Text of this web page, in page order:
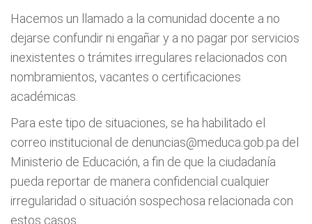
Hacemos un llamado a la comunidad docente a no
dejarse confundir ni engañar y a no pagar por servicios
inexistentes o trámites irregulares relacionados con
nombramientos, vacantes o certificaciones
académicas.
Para este tipo de situaciones, se ha habilitado el
correo institucional de denuncias@meduca.gob.pa del
Ministerio de Educación, a fin de que la ciudadanía
pueda reportar de manera confidencial cualquier
irregularidad o situación sospechosa relacionada con
estos casos.